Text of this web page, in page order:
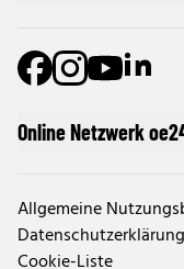
Online Netzwerk
Allgemeine
Datenschutzerklärung
Cookie-Liste